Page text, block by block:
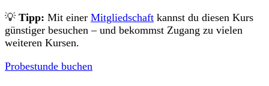
💡 Tipp: Mit einer Mitgliedschaft kannst du diesen Kurs
günstiger besuchen – und bekommst Zugang zu vielen
weiteren Kursen.
Probestunde buchen